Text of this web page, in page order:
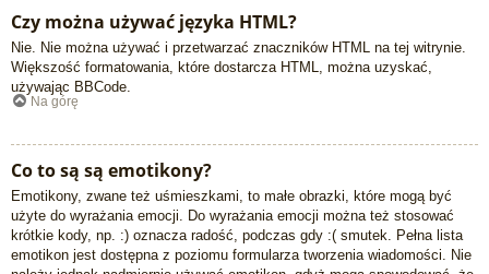
Czy można używać języka HTML?
Nie. Nie można używać i przetwarzać znaczników HTML na tej witrynie.
Większość formatowania, które dostarcza HTML, można uzyskać,
używając BBCode.
Na górę
Co to są są emotikony?
Emotikony, zwane też uśmieszkami, to małe obrazki, które mogą być
użyte do wyrażania emocji. Do wyrażania emocji można też stosować
krótkie kody, np. :) oznacza radość, podczas gdy :( smutek. Pełna lista
emotikon jest dostępna z poziomu formularza tworzenia wiadomości. Nie